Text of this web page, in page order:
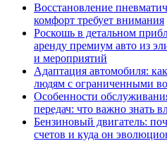
Восстановление
комфорт требует внимания
Роскошь в детальном
аренду премиум авто из
и мероприятий
Адаптация автомобиля:
людям с ограниченными
Особенности
передач: что важно знать
Бензиновый двигатель:
счетов и куда он